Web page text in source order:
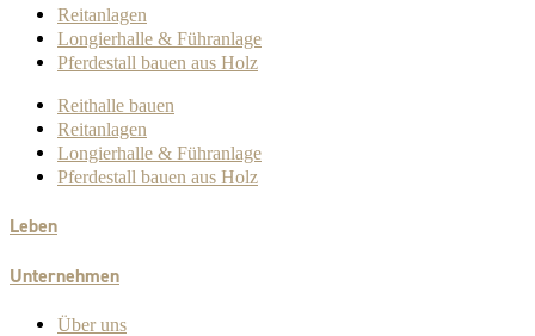
Reitanlagen
Longierhalle & Führanlage
Pferdestall bauen aus Holz
Reithalle bauen
Reitanlagen
Longierhalle & Führanlage
Pferdestall bauen aus Holz
Leben
Unternehmen
Über uns